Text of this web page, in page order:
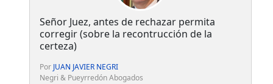
Señor Juez, antes de rechazar permita
corregir (sobre la recontrucción de la
certeza)
Por JUAN JAVIER NEGRI
Negri & Pueyrredón Abogados